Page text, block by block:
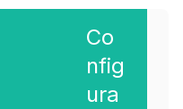
Co
nfig
ura